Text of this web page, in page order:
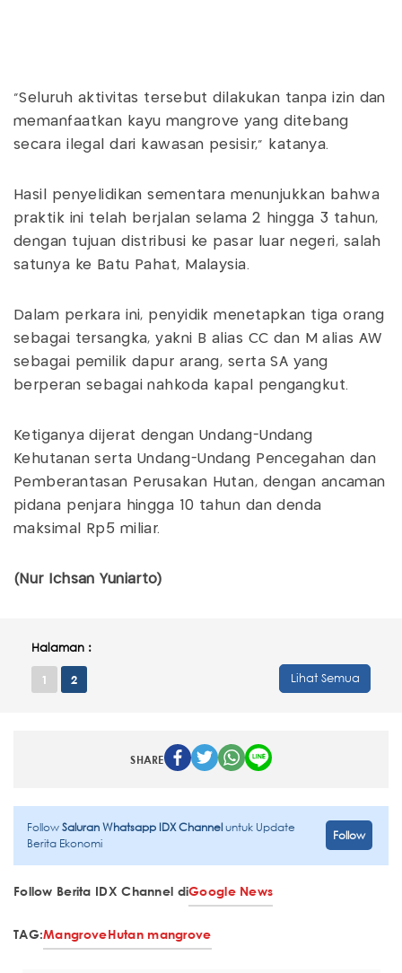
"Seluruh aktivitas tersebut dilakukan tanpa izin dan
memanfaatkan kayu mangrove yang ditebang
secara ilegal dari kawasan pesisir," katanya.
Hasil penyelidikan sementara menunjukkan bahwa
praktik ini telah berjalan selama 2 hingga 3 tahun,
dengan tujuan distribusi ke pasar luar negeri, salah
satunya ke Batu Pahat, Malaysia.
Dalam perkara ini, penyidik menetapkan tiga orang
sebagai tersangka, yakni B alias CC dan M alias AW
sebagai pemilik dapur arang, serta SA yang
berperan sebagai nahkoda kapal pengangkut.
Ketiganya dijerat dengan Undang-Undang
Kehutanan serta Undang-Undang Pencegahan dan
Pemberantasan Perusakan Hutan, dengan ancaman
pidana penjara hingga 10 tahun dan denda
maksimal Rp5 miliar.
(Nur Ichsan Yuniarto)
Halaman :
1 2 Lihat Semua
SHARE
FollowSaluran Whatsapp IDX Channeluntuk Update
Berita Ekonomi
Follow
Follow Berita IDX Channel diGoogle News
TAG:MangroveHutan mangrove